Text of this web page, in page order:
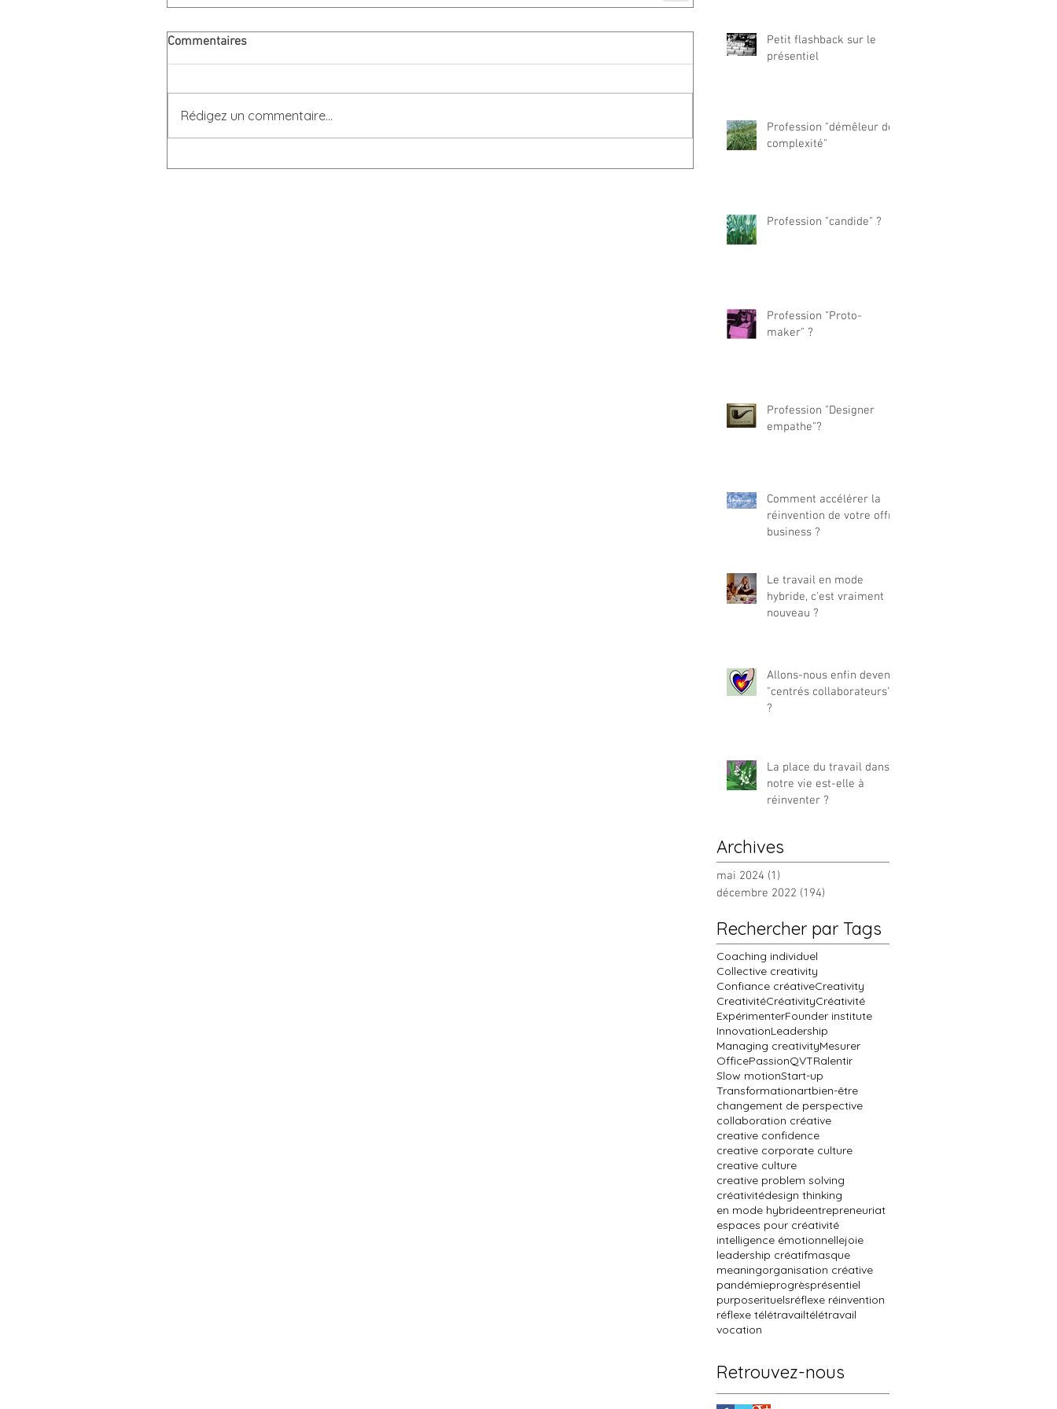
Commentaires
Rédigez un commentaire...
Petit flashback sur le
présentiel
Profession "démêleur de
complexité"
Profession "candide" ?
Profession "Proto-
maker" ?
Profession "Designer
empathe"?
Comment accélérer la
réinvention de votre offre
business ?
Le travail en mode
hybride, c'est vraiment
nouveau ?
Allons-nous enfin devenir
"centrés collaborateurs"
?
La place du travail dans
notre vie est-elle à
réinventer ?
Archives
mai 2024 (1)
décembre 2022 (194)
Rechercher par Tags
Coaching individuel
Collective creativity
Confiance créativeCreativity
CreativitéCréativityCréativité
ExpérimenterFounder institute
InnovationLeadership
Managing creativityMesurer
OfficePassionQVTRalentir
Slow motionStart-up
Transformationartbien-être
changement de perspective
collaboration créative
creative confidence
creative corporate culture
creative culture
creative problem solving
créativitédesign thinking
en mode hybrideentrepreneuriat
espaces pour créativité
intelligence émotionnellejoie
leadership créatifmasque
meaningorganisation créative
pandémieprogrèsprésentiel
purposerituelsréflexe réinvention
réflexe télétravailtélétravail
vocation
Retrouvez-nous